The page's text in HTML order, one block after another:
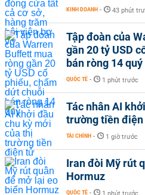
KINH DOANH - 43 phút
Tập đoàn của
gần 20 tỷ USD
bán ròng 14 quý
QUỐC TẾ - 1 phút trước
Tác nhân AI
trường tiền
TÀI CHÍNH - 1 giờ trước
Iran đòi Mỹ rút
Hormuz
QUỐC TẾ - 1 phút trước